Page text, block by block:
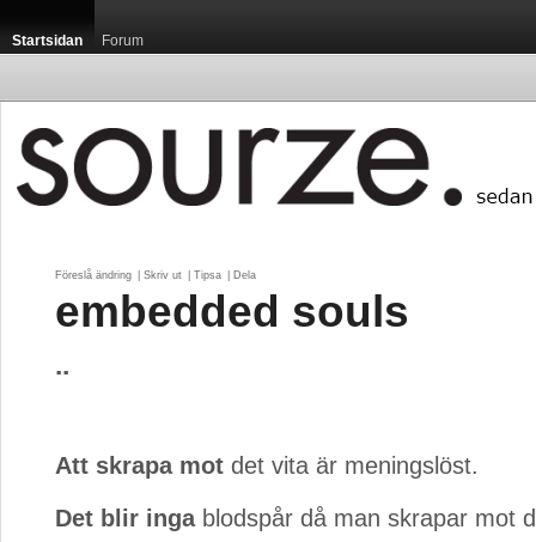
Startsidan Forum
Föreslå ändring Skriv ut Tipsa Dela
embedded souls
..
Att skrapa mot det vita är meningslöst.
Det blir ingablodspår då man skrapar mot